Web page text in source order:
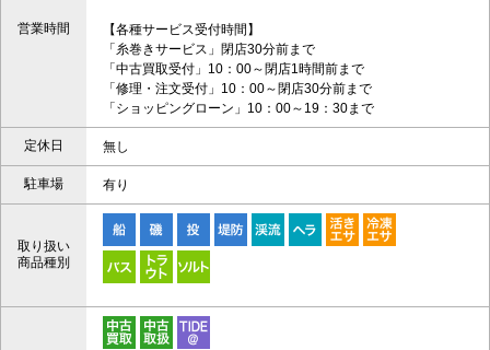
営業時間
【各種サービス受付時間】
「糸巻きサービス」閉店30分前まで
「中古買取受付」10：00～閉店1時間前まで
「修理・注文受付」10：00～閉店30分前まで
「ショッピングローン」10：00～19：30まで
定休日 無し
駐車場 有り
取り扱い
商品種別